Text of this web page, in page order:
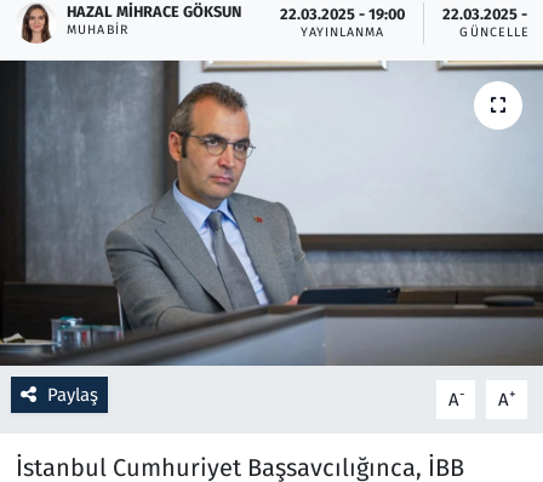
HAZAL MIHRACE GÖKSUN
MUHABIR
22.03.2025 - 19:00
YAYINLANMA
22.03.2025 -
Paylaş A- A+
İstanbul Cumhuriyet Başsavcılığınca, İBB
Sağlık
Savunma Sanayi
Seçim 2023
Teknoloji ve Bilim